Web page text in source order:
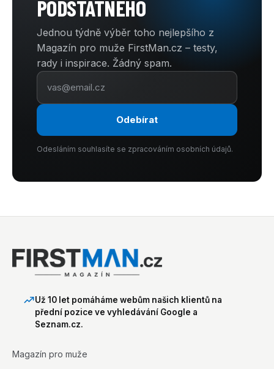
PODSTATNÉHO
Jednou týdně výběr toho nejlepšího z
Magazín pro muže FirstMan.cz – testy,
rady i inspirace. Žádný spam.
Odebírat
Odesláním souhlasíte se zpracováním osobních údajů.
Už 10 let pomáháme webům našich klientů na
přední pozice ve vyhledávání Google a
Seznam.cz.
Magazín pro muže